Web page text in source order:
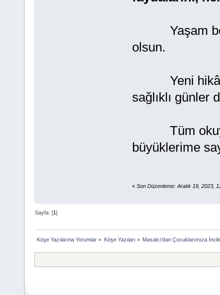
Yaşam
olsun.
Yeni
sağlıklı günler
Tüm
büyüklerime
« Son Düzenleme: Aralık 19, 2023,
Sayfa: [1]
Köşe Yazılarına Yorumlar » Köşe Yazıları » Masalcı'dan Çocuklarımıza